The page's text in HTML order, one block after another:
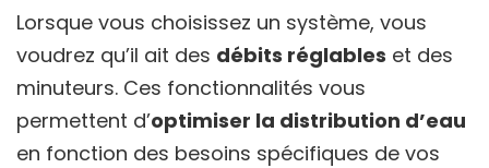
Lorsque vous choisissez un système, vous
voudrez qu’il ait des débits réglables et des
minuteurs. Ces fonctionnalités vous
permettent d’optimiser la distribution d’eau
en fonction des besoins spécifiques de vos